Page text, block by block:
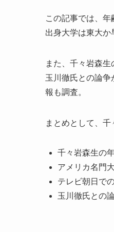
この記事では、年
出身大学は東大か
また、千々岩森
玉川徹氏との論
報も調査。
まとめとして、千
千々岩森生の
アメリカ名門
テレビ朝日で
玉川徹氏との